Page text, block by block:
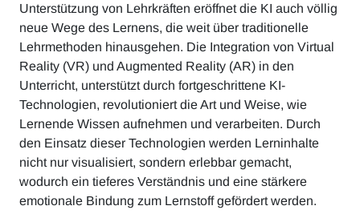
Unterstützung von Lehrkräften eröffnet die KI auch völlig
neue Wege des Lernens, die weit über traditionelle
Lehrmethoden hinausgehen. Die Integration von Virtual
Reality (VR) und Augmented Reality (AR) in den
Unterricht, unterstützt durch fortgeschrittene KI-
Technologien, revolutioniert die Art und Weise, wie
Lernende Wissen aufnehmen und verarbeiten. Durch
den Einsatz dieser Technologien werden Lerninhalte
nicht nur visualisiert, sondern erlebbar gemacht,
wodurch ein tieferes Verständnis und eine stärkere
emotionale Bindung zum Lernstoff gefördert werden.